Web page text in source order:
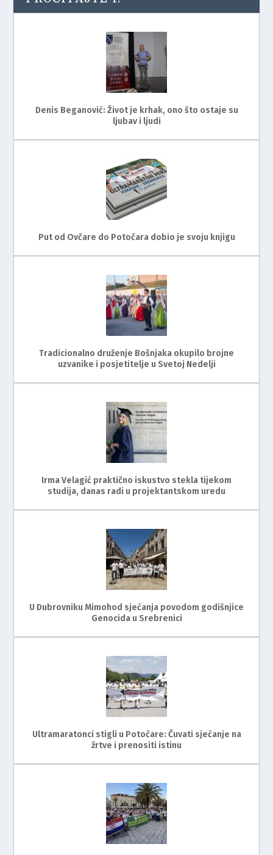
Denis Beganović: Život je krhak, ono što ostaje su
ljubav i ljudi
Put od Ovčare do Potočara dobio je svoju knjigu
Tradicionalno druženje Bošnjaka okupilo brojne
uzvanike i posjetitelje u Svetoj Nedelji
Irma Velagić praktično iskustvo stekla tijekom
studija, danas radi u projektantskom uredu
U Dubrovniku Mimohod sjećanja povodom godišnjice
Genocida u Srebrenici
Ultramaratonci stigli u Potočare: Čuvati sjećanje na
žrtve i prenositi istinu